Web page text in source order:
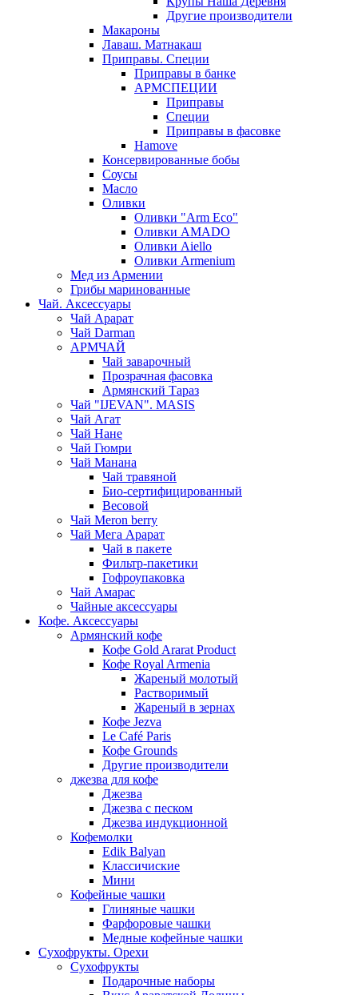
Другие производители
Макароны
Лаваш. Матнакаш
Приправы. Специи
Приправы в банке
АРМСПЕЦИИ
Приправы
Специи
Приправы в фасовке
Hamove
Консервированные бобы
Соусы
Масло
Оливки
Оливки "Arm Eco"
Оливки AMADO
Оливки Aiello
Оливки Armenium
Мед из Армении
Грибы маринованные
Чай. Аксессуары
Чай Арарат
Чай Darman
АРМЧАЙ
Чай заварочный
Прозрачная фасовка
Армянский Тараз
Чай "IJEVAN". MASIS
Чай Агат
Чай Нане
Чай Гюмри
Чай Манана
Чай травяной
Био-сертифицированный
Весовой
Чай Meron berry
Чай Мега Арарат
Чай в пакете
Фильтр-пакетики
Гофроупаковка
Чай Амарас
Чайные аксессуары
Кофе. Аксессуары
Армянский кофе
Кофе Gold Ararat Product
Кофе Royal Armenia
Жареный молотый
Растворимый
Жареный в зернах
Кофе Jezva
Le Café Paris
Кофе Grounds
Другие производители
джезва для кофе
Джезва
Джезва с песком
Джезва индукционной
Кофемолки
Edik Balyan
Классичиские
Мини
Кофейные чашки
Глиняные чашки
Фарфоровые чашки
Медные кофейные чашки
Сухофрукты. Орехи
Сухофрукты
Подарочные наборы